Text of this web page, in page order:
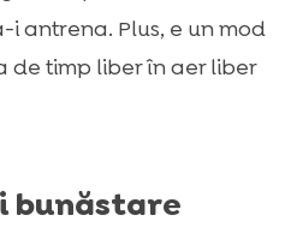
antrena. Plus, e un mod
de timp liber în aer liber
bunăstare